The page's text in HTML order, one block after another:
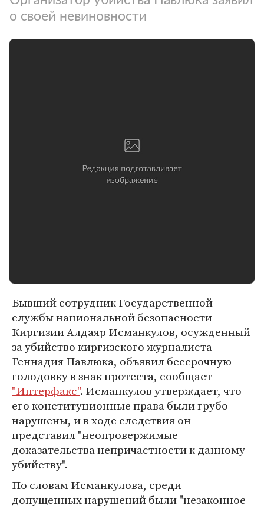
о своей невиновности
Бывший сотрудник Государственной
службы национальной безопасности
Киргизии Алдаяр Исманкулов, осужденный
за убийство киргизского журналиста
Геннадия Павлюка, объявил бессрочную
голодовку в знак протеста, сообщает
"Интерфакс". Исманкулов утверждает, что
его конституционные права были грубо
нарушены, и в ходе следствия он
представил "неопровержимые
доказательства непричастности к данному
убийству".
По словам Исманкулова, среди
допущенных нарушений были "незаконное